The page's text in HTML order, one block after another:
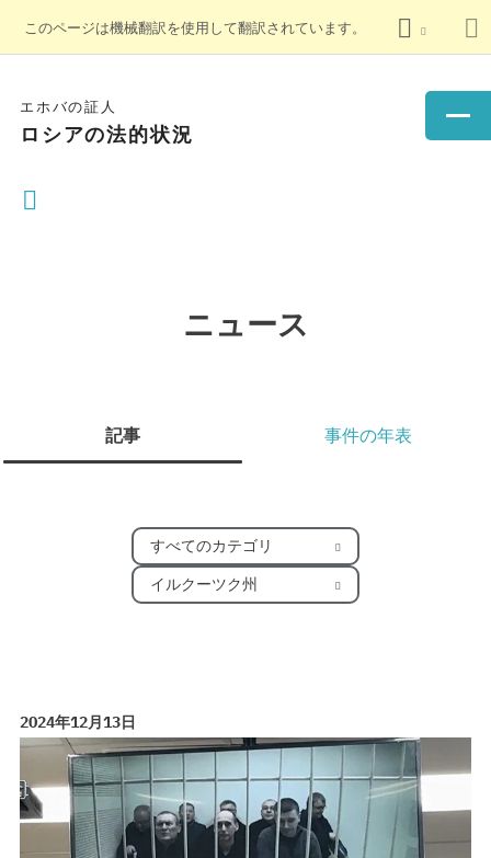
このページは機械翻訳を使用して翻訳されています。
エホバの証人
ロシアの法的状況
ニュース
記事 事件の年表
すべてのカテゴリ
イルクーツク州
2024年12月13日